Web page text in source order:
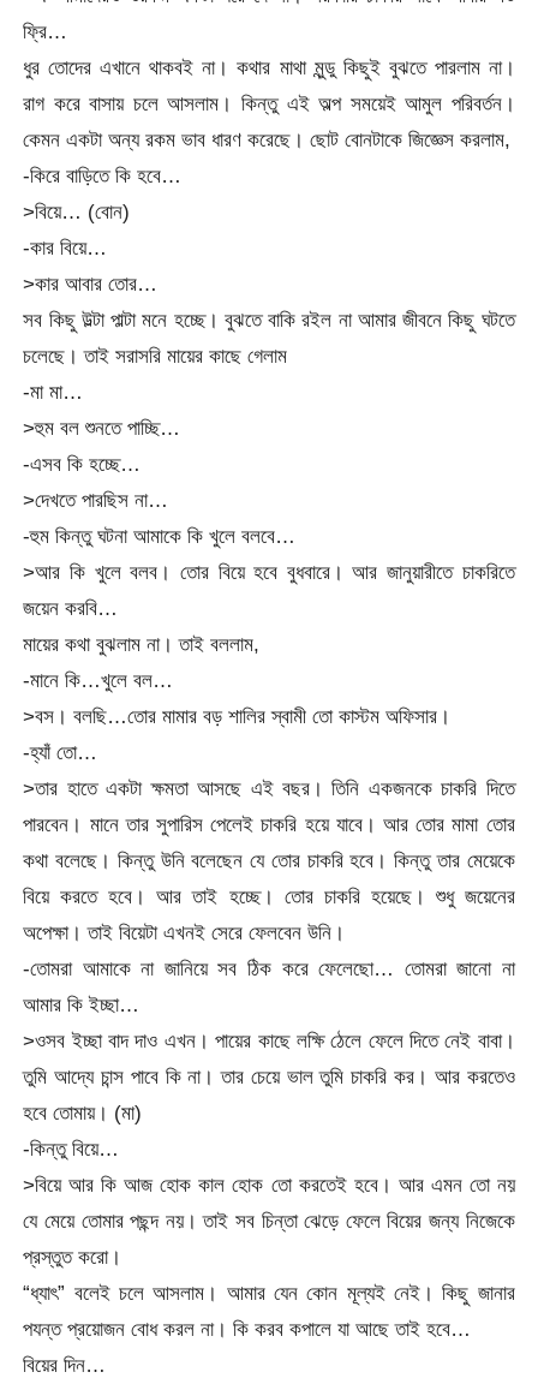
ফ্রি…
ধুর তোদের এখানে থাকবই না। কথার মাথা মুন্ডু কিছুই বুঝতে পারলাম না।
রাগ করে বাসায় চলে আসলাম। কিন্তু এই অল্প সময়েই আমুল পরিবর্তন।
কেমন একটা অন্য রকম ভাব ধারণ করেছে। ছোট বোনটাকে জিজ্ঞেস করলাম,
-কিরে বাড়িতে কি হবে…
>বিয়ে… (বোন)
-কার বিয়ে…
>কার আবার তোর…
সব কিছু উল্টা পাল্টা মনে হচ্ছে। বুঝতে বাকি রইল না আমার জীবনে কিছু ঘটতে
চলেছে। তাই সরাসরি মায়ের কাছে গেলাম
-মা মা…
>হুম বল শুনতে পাচ্ছি…
-এসব কি হচ্ছে…
>দেখতে পারছিস না…
-হুম কিন্তু ঘটনা আমাকে কি খুলে বলবে…
>আর কি খুলে বলব। তোর বিয়ে হবে বুধবারে। আর জানুয়ারীতে চাকরিতে
জয়েন করবি…
মায়ের কথা বুঝলাম না। তাই বললাম,
-মানে কি…খুলে বল…
>বস। বলছি…তোর মামার বড় শালির স্বামী তো কাস্টম অফিসার।
-হ্যাঁ তো…
>তার হাতে একটা ক্ষমতা আসছে এই বছর। তিনি একজনকে চাকরি দিতে
পারবেন। মানে তার সুপারিস পেলেই চাকরি হয়ে যাবে। আর তোর মামা তোর
কথা বলেছে। কিন্তু উনি বলেছেন যে তোর চাকরি হবে। কিন্তু তার মেয়েকে
বিয়ে করতে হবে। আর তাই হচ্ছে। তোর চাকরি হয়েছে। শুধু জয়েনের
অপেক্ষা। তাই বিয়েটা এখনই সেরে ফেলবেন উনি।
-তোমরা আমাকে না জানিয়ে সব ঠিক করে ফেলেছো… তোমরা জানো না
আমার কি ইচ্ছা…
>ওসব ইচ্ছা বাদ দাও এখন। পায়ের কাছে লক্ষি ঠেলে ফেলে দিতে নেই বাবা।
তুমি আদ্যে চান্স পাবে কি না। তার চেয়ে ভাল তুমি চাকরি কর। আর করতেও
হবে তোমায়। (মা)
-কিন্তু বিয়ে…
>বিয়ে আর কি আজ হোক কাল হোক তো করতেই হবে। আর এমন তো নয়
যে মেয়ে তোমার পছন্দ নয়। তাই সব চিন্তা ঝেড়ে ফেলে বিয়ের জন্য নিজেকে
প্রস্তুত করো।
“ধ্যাৎ” বলেই চলে আসলাম। আমার যেন কোন মূল্যই নেই। কিছু জানার
পযন্ত প্রয়োজন বোধ করল না। কি করব কপালে যা আছে তাই হবে…
বিয়ের দিন…